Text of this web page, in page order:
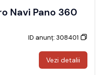
Navi Pano 360
ID anunț: 308401
Vezi detalii